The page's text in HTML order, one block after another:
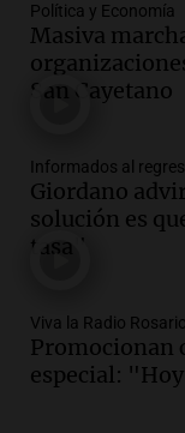
Episodios
Audio.San
meses
Episodios
Audio.
públicas
Episodios
Audio.
Política y Economía
Masiva
San Cayetano
Informados al
Giordano
solución es
tasa"
Viva la Radio Rosario
Promocionan
especial: